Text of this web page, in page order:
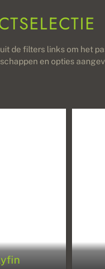
de filters links om het
en opties